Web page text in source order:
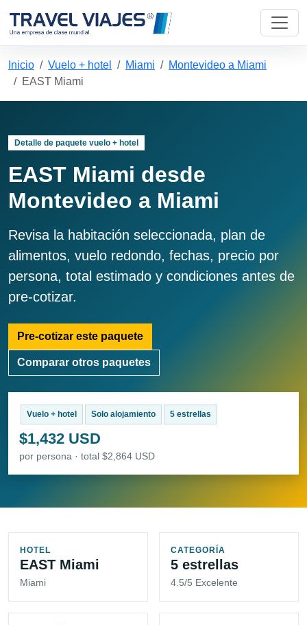
Inicio Vuelo + hotel Miami
Montevideo a Miami
EAST Miami
Detalle de paquete vuelo + hotel
EAST Miami desde
Montevideo a Miami
Revisa la habitación seleccionada, plan de
alimentos, vuelo redondo, fechas, precio por
persona, total estimado y condiciones antes de
pre-cotizar.
Pre-cotizar este paquete
Comparar otros paquetes
Vuelo + hotel Solo alojamiento 5 estrellas
$1,432 USD
por persona · total $2,864 USD
HOTEL
EAST Miami
Miami
CATEGORÍA
5 estrellas
4.5/5 Excelente